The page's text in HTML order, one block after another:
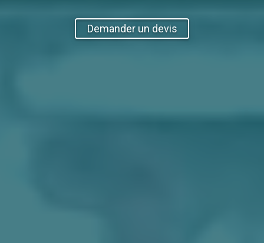
Demander un devis